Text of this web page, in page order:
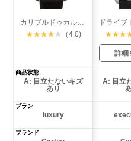
カリブルドゥカルティエ ダイバー
★★★★ ★ （4.0)
★★★
詳細
商品状態
A: 目立たないキズ
あり
A: 目立
プラン
luxury
ブランド